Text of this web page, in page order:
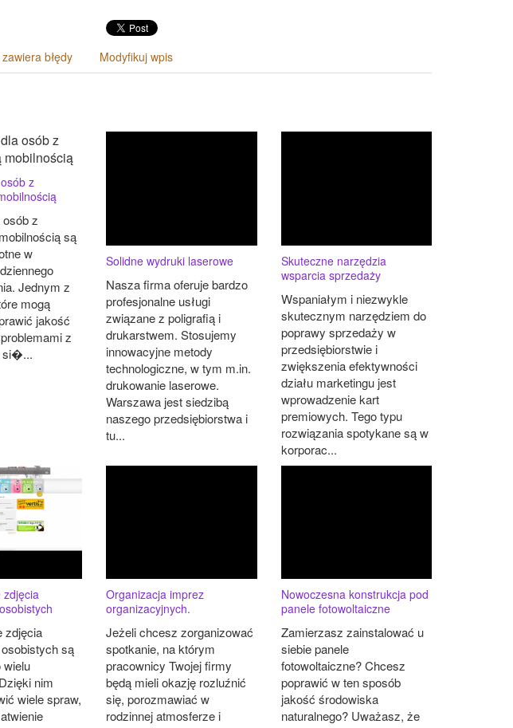
błędy Modyfikuj wpis
z
z
są
w
Jednym z
mogą
jakość
z
si�...
Solidne wydruki laserowe
Nasza firma oferuje bardzo
profesjonalne usługi
związane z poligrafią i
drukarstwem. Stosujemy
innowacyjne metody
technologiczne, w tym m.in.
drukowanie laserowe.
Warszawa jest siedzibą
naszego przedsiębiorstwa i
tu...
Skuteczne narzędzia
wsparcia sprzedaży
Wspaniałym i niezwykle
skutecznym narzędziem do
poprawy sprzedaży w
przedsiębiorstwie i
zwiększenia efektywności
działu marketingu jest
wprowadzenie kart
premiowych. Tego typu
rozwiązania spotykane są w
korporac...
zdjęcia
zdjęcia
są
wielu
nim
wiele spraw,
Organizacja imprez
organizacyjnych.
Jeżeli chcesz zorganizować
spotkanie, na którym
pracownicy Twojej firmy
będą mieli okazję rozluźnić
się, porozmawiać w
rodzinnej atmosferze i
Nowoczesna konstrukcja pod
panele fotowoltaiczne
Zamierzasz zainstalować u
siebie panele
fotowoltaiczne? Chcesz
poprawić w ten sposób
jakość środowiska
naturalnego? Uważasz, że